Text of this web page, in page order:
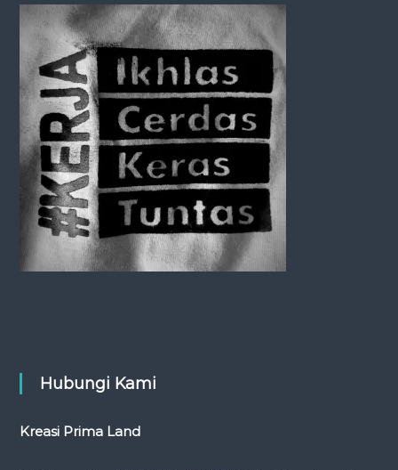
g
o
Hubungi Kami
Kreasi Prima Land